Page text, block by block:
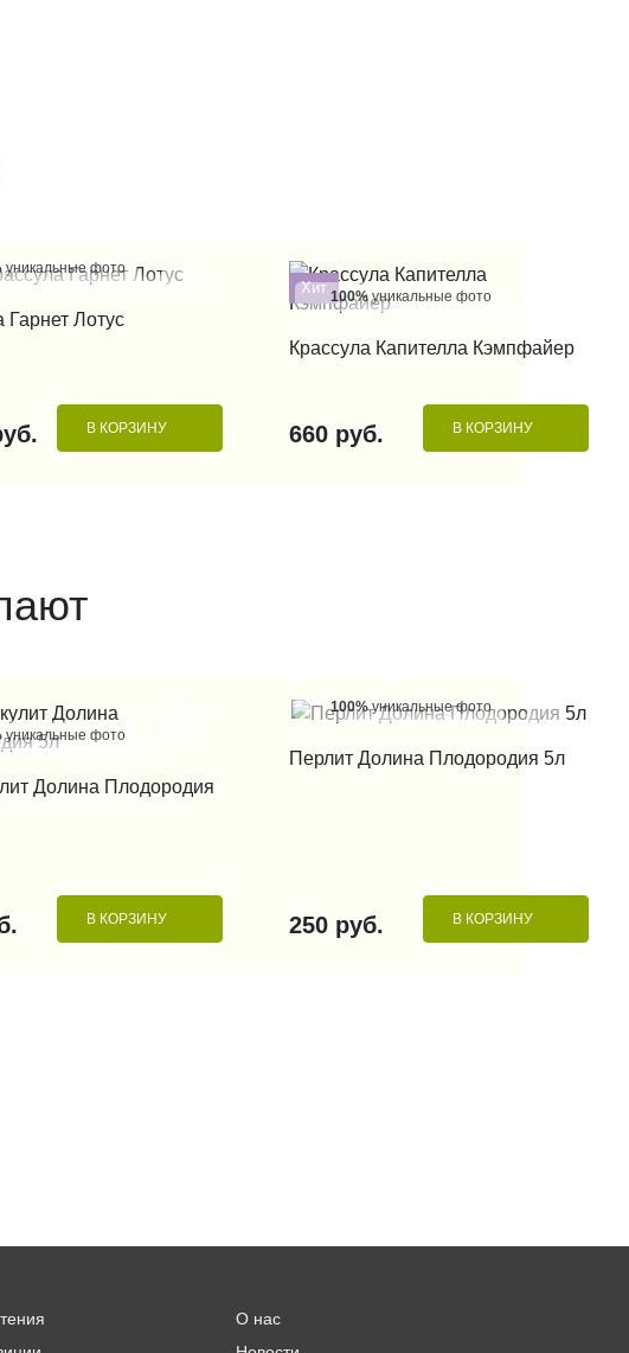
уникальные фото
Гарнет Лотус
В КОРЗИНУ
Хит 100% уникальные фото
КУПИТЬ В 1 КЛИК
Крассула Капителла Кэмпфайер
660 руб. В КОРЗИНУ
уникальные фото
КУПИТЬ В 1 КЛИК
Долина Плодородия
В КОРЗИНУ
100%уникальные фото
Перлит Долина Плодородия 5л
250 руб. В КОРЗИНУ
О нас